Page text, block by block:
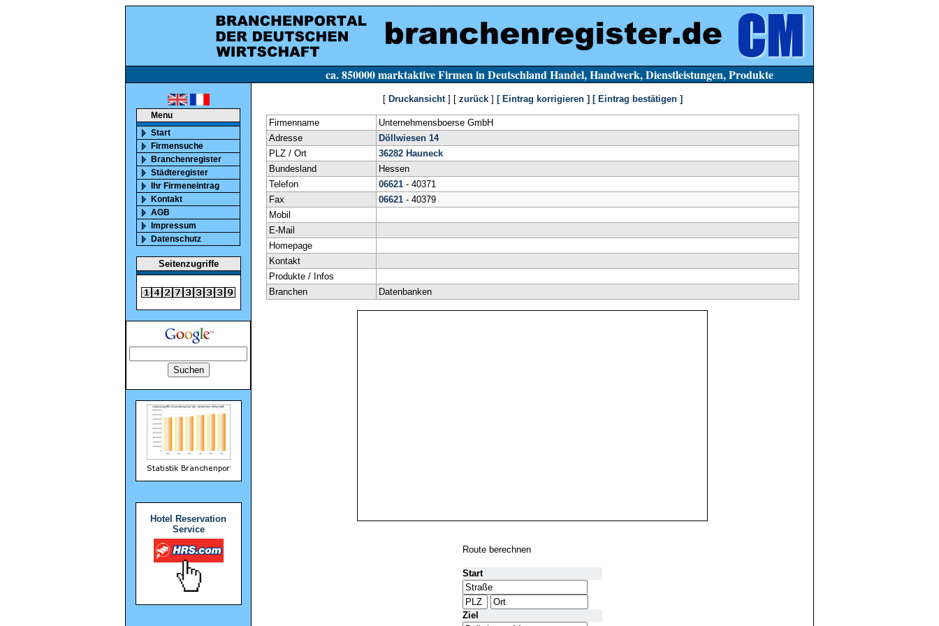
ca. 850000 marktaktive Firmen in Deutschland Handel, Handwerk, Dienstleistungen, Produkte
Menu
Start
Firmensuche
Branchenregister
Städteregister
Ihr Firmeneintrag
Kontakt
AGB
Impressum
Datenschutz
Seitenzugriffe
Hotel Reservation
Service
[ Druckansicht] [ zurück] [ Eintrag korrigieren ] [ Eintrag bestätigen ]
Firmenname
Unternehmensboerse GmbH
Adresse
Döllwiesen 14
PLZ / Ort
36282 Hauneck
Bundesland
Hessen
Telefon
06621- 40371
Fax
06621- 40379
Mobil
E-Mail
Homepage
Kontakt
Produkte / Infos
Branchen
Datenbanken
Route berechnen
Start
Ziel